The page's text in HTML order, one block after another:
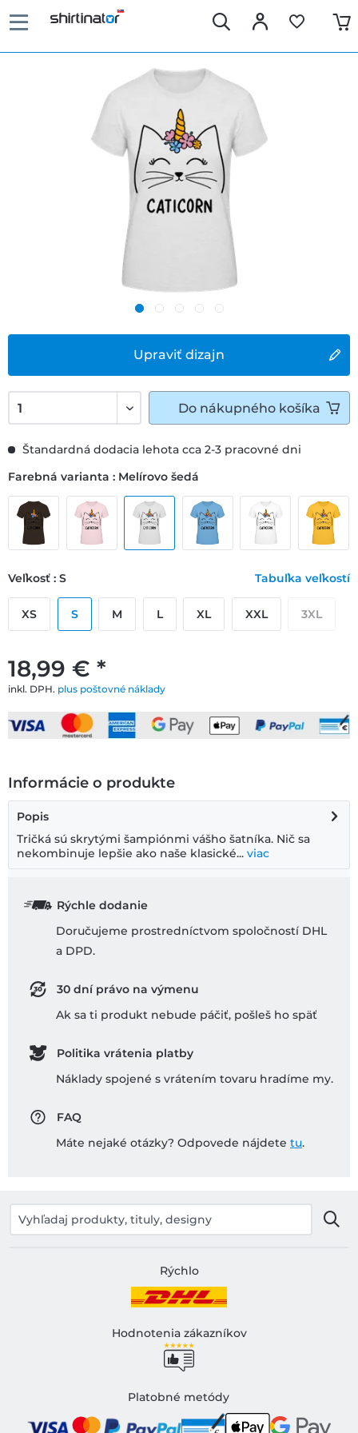
Upraviť dizajn
18,99 € *
inkl. DPH. plus poštovné náklady
Štandardná dodacia lehota cca 2-3 pracovné dni
Farebná varianta : Melírovo šedá
Veľkosť : S Tabuľka veľkostí
XS S M L XL XXL 3XL
Do nákupného košíka
Informácie o produkte
Popis
Tričká sú skrytými šampiónmi vášho šatníka. Nič sa
nekombinuje lepšie ako naše klasické... viac
Rýchle dodanie
Doručujeme prostredníctvom spoločností DHL
a DPD.
30 dní právo na výmenu
Ak sa ti produkt nebude páčiť, pošleš ho späť
Politika vrátenia platby
Náklady spojené s vrátením tovaru hradíme my.
FAQ
Máte nejaké otázky? Odpovede nájdete tu.
Rýchlo
Hodnotenia zákazníkov
Platobné metódy